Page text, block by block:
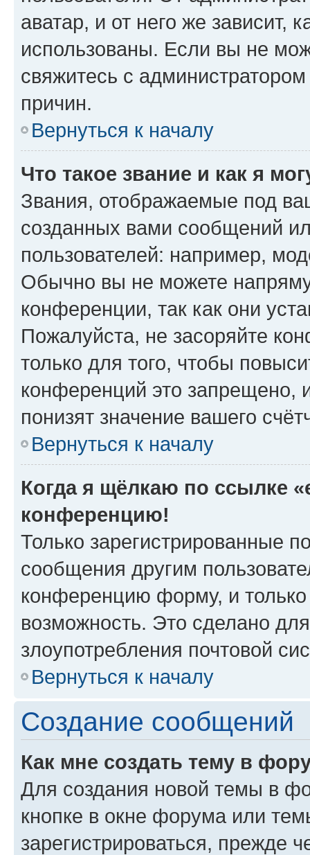
аватар, и от него же зависит,
использованы. Если вы не
свяжитесь с
причин.
Вернуться к началу
Что такое звание и как я
Звания, отображаемые под
созданных вами сообщений
пользователей: например,
Обычно вы не можете
конференции, так как они
Пожалуйста, не засоряйте
только для того, чтобы
конференций это запрещено,
понизят значение вашего
Вернуться к началу
Когда я щёлкаю по ссылке
конференцию!
Только зарегистрированные
сообщения другим
конференцию форму, и
возможность. Это сделано
злоупотребления почтовой
Вернуться к началу
Создание сообщений
Как мне создать тему в
Для создания новой темы в
кнопке в окне форума или
зарегистрироваться, прежде